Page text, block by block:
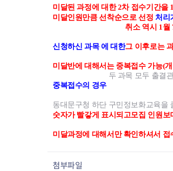
휘경2동
미달된 과정에 대한 2차 접수기간을
미달인원만큼 선착순으로 선정 처리
신청하신 과목 에 대한
취소 역시 1월
그 이후로는
미달반에 대해서는 중복접수 가능(
중복접수의 경우
두 과목 모두 출결
동대문구청 하단 구민정보화교육을
숫자가 빨갛게 표시되고모집 인원보
미달과정에 대해서만 확인하셔서
첨부파일